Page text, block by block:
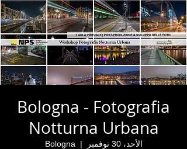
Bologna - Fotografia
Notturna Urbana
الأحد، 30 نوفمبر
  |
Bologna